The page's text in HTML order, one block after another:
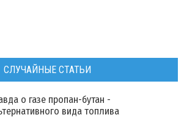
СЛУЧАЙНЫЕ СТАТЬИ
о газе пропан-бутан -
вида топлива